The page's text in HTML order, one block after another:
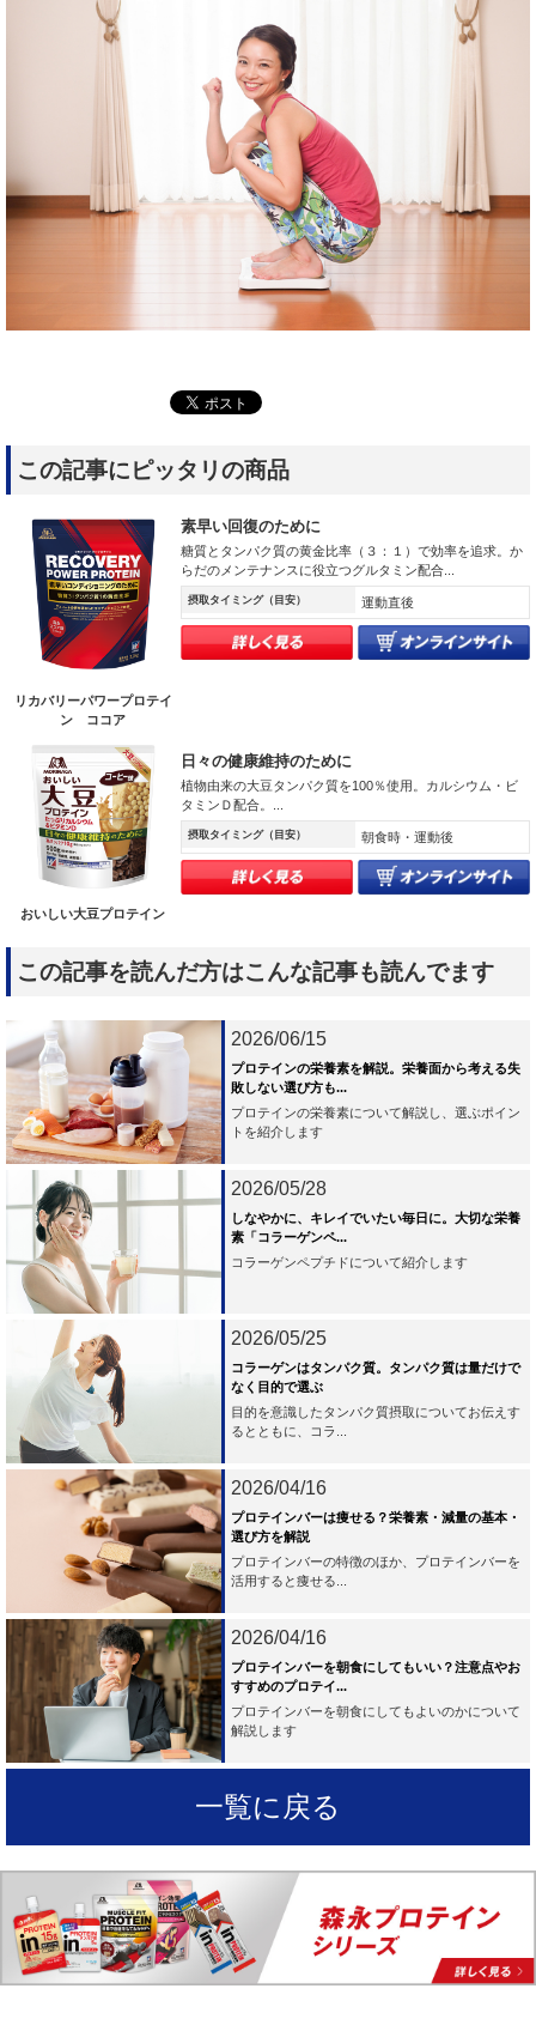
この記事にピッタリの商品
リカバリーパワープロテイ
ン ココア
素早い回復のために
糖質とタンパク質の黄金比率（３：１）で効率を追求。か
らだのメンテナンスに役立つグルタミン配合...
摂取タイミング（目安） 運動直後
おいしい大豆プロテイン
日々の健康維持のために
植物由来の大豆タンパク質を100％使用。カルシウム・ビ
タミンＤ配合。...
摂取タイミング（目安） 朝食時・運動後
この記事を読んだ方はこんな記事も読んでます
2026/06/15
プロテインの栄養素を解説。栄養面から考える失
敗しない選び方も...
プロテインの栄養素について解説し、選ぶポイン
トを紹介します
2026/05/28
しなやかに、キレイでいたい毎日に。大切な栄養
素「コラーゲンペ...
コラーゲンペプチドについて紹介します
2026/05/25
コラーゲンはタンパク質。タンパク質は量だけで
なく目的で選ぶ
目的を意識したタンパク質摂取についてお伝えす
るとともに、コラ...
2026/04/16
プロテインバーは痩せる？栄養素・減量の基本・
選び方を解説
プロテインバーの特徴のほか、プロテインバーを
活用すると痩せる...
2026/04/16
プロテインバーを朝食にしてもいい？注意点やお
すすめのプロテイ...
プロテインバーを朝食にしてもよいのかについて
解説します
一覧に戻る